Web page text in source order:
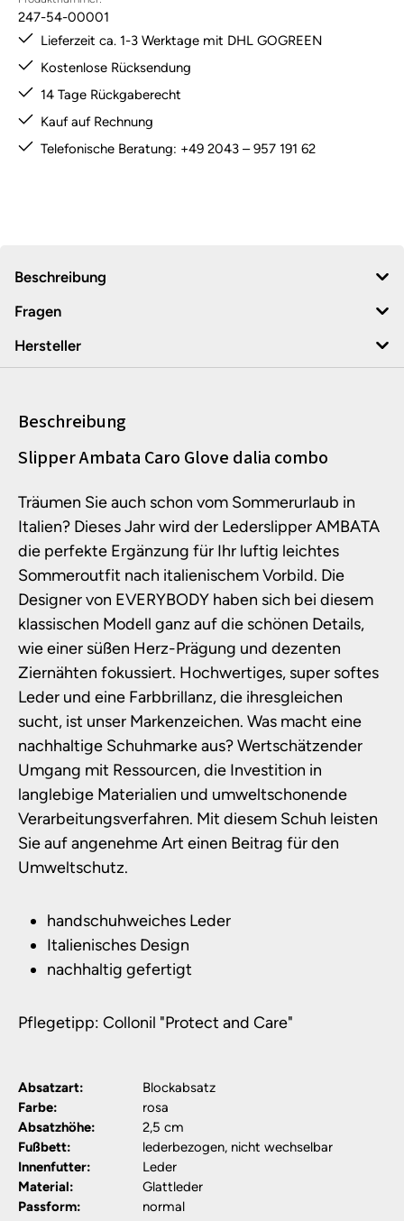
247-54-00001
Lieferzeit ca. 1-3 Werktage mit DHL GOGREEN
Kostenlose Rücksendung
14 Tage Rückgaberecht
Kauf auf Rechnung
Telefonische Beratung: +49 2043 – 957 191 62
Beschreibung
Fragen
Hersteller
Beschreibung
Produktinformationen
Slipper Ambata Caro Glove dalia combo
Träumen Sie auch schon vom Sommerurlaub in
Italien? Dieses Jahr wird der Lederslipper AMBATA
die perfekte Ergänzung für Ihr luftig leichtes
Sommeroutfit nach italienischem Vorbild. Die
Designer von EVERYBODY haben sich bei diesem
klassischen Modell ganz auf die schönen Details,
wie einer süßen Herz-Prägung und dezenten
Ziernähten fokussiert. Hochwertiges, super softes
Leder und eine Farbbrillanz, die ihresgleichen
sucht, ist unser Markenzeichen. Was macht eine
nachhaltige Schuhmarke aus? Wertschätzender
Umgang mit Ressourcen, die Investition in
langlebige Materialien und umweltschonende
Verarbeitungsverfahren. Mit diesem Schuh leisten
Sie auf angenehme Art einen Beitrag für den
Umweltschutz.
handschuhweiches Leder
Italienisches Design
nachhaltig gefertigt
Pflegetipp: Collonil "Protect and Care"
Absatzart:
Blockabsatz
Farbe:
rosa
Absatzhöhe:
2,5 cm
Fußbett:
lederbezogen, nicht wechselbar
Innenfutter:
Leder
Material:
Glattleder
Passform:
normal